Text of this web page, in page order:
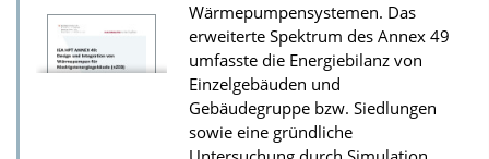
u
r
P
u
b
Wärmepumpensystemen. Das
erweiterte Spektrum des Annex 49
umfasste die Energiebilanz von
Einzelgebäuden und
Gebäudegruppe bzw. Siedlungen
sowie eine gründliche